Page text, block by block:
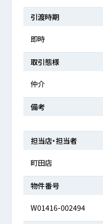
引渡時期
即時
取引態様
仲介
備考
担当店・担当者
町田店
物件番号
W01416-002494